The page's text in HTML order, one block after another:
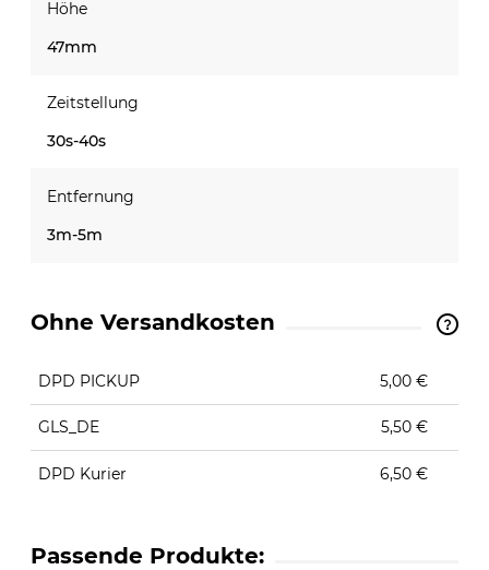
Höhe
47mm
Zeitstellung
30s-40s
Entfernung
3m-5m
Ohne Versandkosten
DPD PICKUP 5,00 €
GLS_DE 5,50 €
DPD Kurier 6,50 €
Passende Produkte: